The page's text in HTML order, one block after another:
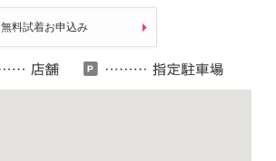
無料試着お申込み